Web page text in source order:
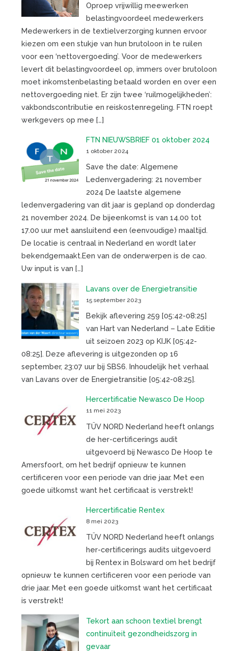
Oproep vrijwillig meewerken
belastingvoordeel medewerkers
Medewerkers in de textielverzorging kunnen ervoor
kiezen om een stukje van hun brutoloon in te ruilen
voor een ‘nettovergoeding’. Voor de medewerkers
levert dit belastingvoordeel op, immers over brutoloon
moet inkomstenbelasting betaald worden en over een
nettovergoeding niet. Er zijn twee ‘ruilmogelijkheden’:
vakbondscontributie en reiskostenregeling. FTN roept
werkgevers op mee […]
FTN NIEUWSBRIEF 01 oktober 2024
1 oktober 2024
Save the date: Algemene
Ledenvergadering: 21 november
2024 De laatste algemene
ledenvergadering van dit jaar is gepland op donderdag
21 november 2024. De bijeenkomst is van 14.00 tot
17.00 uur met aansluitend een (eenvoudige) maaltijd.
De locatie is centraal in Nederland en wordt later
bekendgemaakt.Een van de onderwerpen is de cao.
Uw input is van […]
Lavans over de Energietransitie
15 september 2023
Bekijk aflevering 259 [05:42-08:25]
van Hart van Nederland – Late Editie
uit seizoen 2023 op KIJK [05:42-
08:25]. Deze aflevering is uitgezonden op 16
september, 23:07 uur bij SBS6. Inhoudelijk het verhaal
van Lavans over de Energietransitie [05:42-08:25].
Hercertificatie Newasco De Hoop
11 mei 2023
TÜV NORD Nederland heeft onlangs
de her-certificerings audit
uitgevoerd bij Newasco De Hoop te
Amersfoort, om het bedrijf opnieuw te kunnen
certificeren voor een periode van drie jaar. Met een
goede uitkomst want het certificaat is verstrekt!
Hercertificatie Rentex
8 mei 2023
TÜV NORD Nederland heeft onlangs
her-certificerings audits uitgevoerd
bij Rentex in Bolsward om het bedrijf
opnieuw te kunnen certificeren voor een periode van
drie jaar. Met een goede uitkomst want het certificaat
is verstrekt!
Tekort aan schoon textiel brengt
continuïteit gezondheidszorg in
gevaar